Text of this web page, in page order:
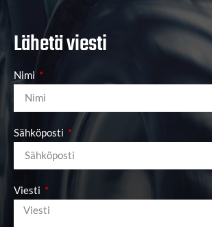
Lähetä viesti
Nimi
Sähköposti
Viesti